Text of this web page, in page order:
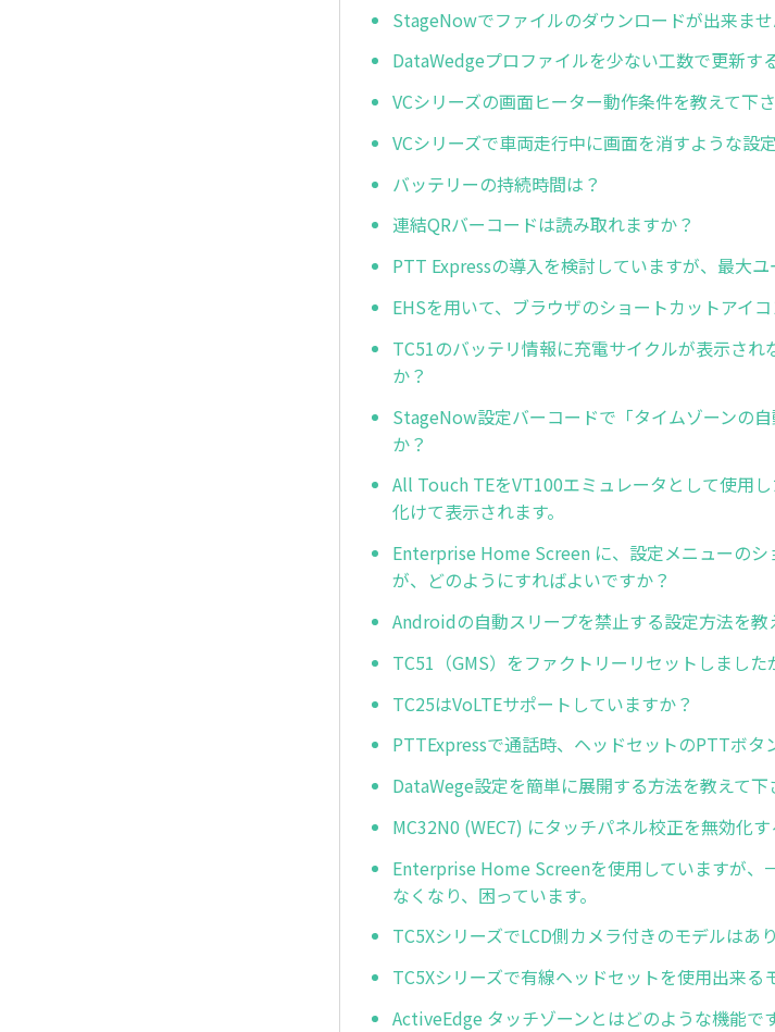
StageNowでファイルのダウンロードが出来ま
DataWedgeプロファイルを少ない工数で更新す
VCシリーズの画面ヒーター動作条件を教えて下さ
VCシリーズで車両走行中に画面を消すような設
バッテリーの持続時間は？
連結QRバーコードは読み取れますか？
PTT Expressの導入を検討していますが、最大
EHSを用いて、ブラウザのショートカットアイ
TC51のバッテリ情報に充電サイクルが表示さ
か？
StageNow設定バーコードで「タイムゾーンの
か？
All Touch TEをVT100エミュレータとして使用
化けて表示されます。
Enterprise Home Screen に、設定メニューの
が、どのようにすればよいですか？
Androidの自動スリープを禁止する設定方法を教
TC51（GMS）をファクトリーリセットしまし
TC25はVoLTEサポートしていますか？
PTTExpressで通話時、ヘッドセットのPTTボタ
DataWege設定を簡単に展開する方法を教えて下
MC32N0 (WEC7) にタッチパネル校正を無効化
Enterprise Home Screenを使用していますが、
なくなり、困っています。
TC5XシリーズでLCD側カメラ付きのモデルはあ
TC5Xシリーズで有線ヘッドセットを使用出来る
ActiveEdge タッチゾーンとはどのような機能で